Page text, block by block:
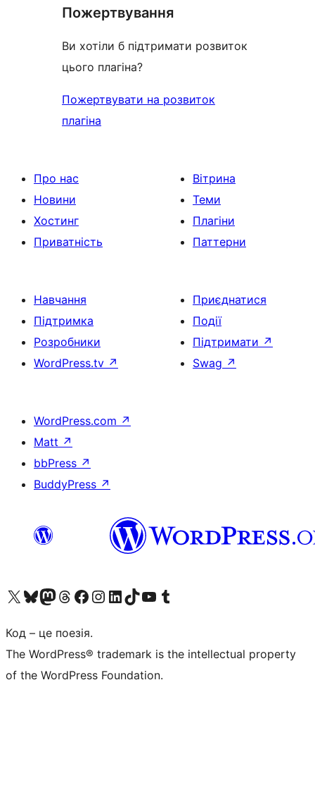
Пожертвування
Ви хотіли б підтримати розвиток
цього плагіна?
Пожертвувати на розвиток
плагіна
Про нас
Новини
Хостинг
Приватність
Вітрина
Теми
Плагіни
Паттерни
Навчання
Підтримка
Розробники
WordPress.tv ↗
Приєднатися
Події
Підтримати ↗
Swag ↗
WordPress.com ↗
Matt ↗
bbPress ↗
BuddyPress ↗
Visit our X (formerly Twitter) account
Visit our Bluesky account
Завітайте до нашої стрічки в Mastodon
Visit our Threads account
Завітайте на нашу сторінку в Facebook
Visit our Instagram account
Visit our LinkedIn account
Visit our TikTok account
Visit our YouTube channel
Visit our Tumblr account
Код – це поезія.
The WordPress® trademark is the intellectual property
of the WordPress Foundation.